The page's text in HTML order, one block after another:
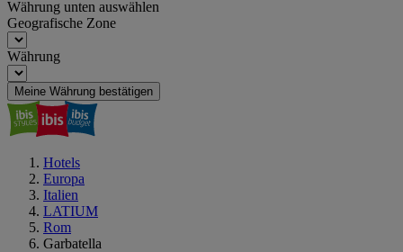
Währung unten auswählen
Geografische Zone
Währung
Meine Währung bestätigen
Hotels
Europa
Italien
LATIUM
Rom
Garbatella